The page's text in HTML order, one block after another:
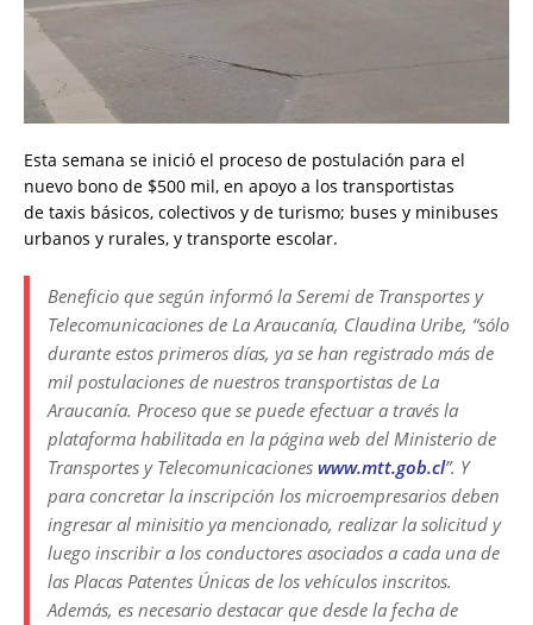
Esta semana se inició el proceso de postulación para el
nuevo bono de $500 mil, en apoyo a los transportistas
de taxis básicos, colectivos y de turismo; buses y minibuses
urbanos y rurales, y transporte escolar.
Beneficio que según informó la Seremi de Transportes y
Telecomunicaciones de La Araucanía, Claudina Uribe, “sólo
durante estos primeros días, ya se han registrado más de
mil postulaciones de nuestros transportistas de La
Araucanía. Proceso que se puede efectuar a través la
plataforma habilitada en la página web del Ministerio de
Transportes y Telecomunicaciones www.mtt.gob.cl”. Y
para concretar la inscripción los microempresarios deben
ingresar al minisitio ya mencionado, realizar la solicitud y
luego inscribir a los conductores asociados a cada una de
las Placas Patentes Únicas de los vehículos inscritos.
Además, es necesario destacar que desde la fecha de